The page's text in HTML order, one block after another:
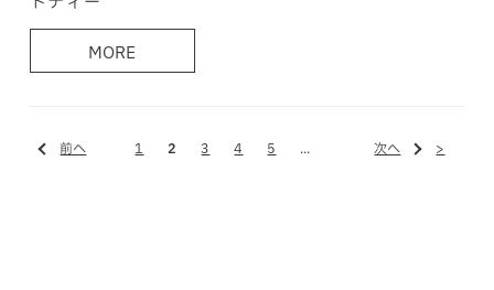
MORE
前へ 1 2 3 4 5 ... 次へ >